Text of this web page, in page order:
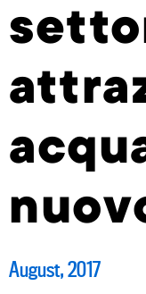
August, 2017